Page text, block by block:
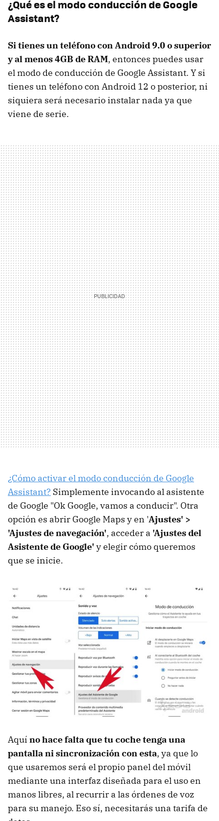
¿Qué es el modo conducción de Google
Assistant?
Si tienes un teléfono con Android 9.0 o superior
y al menos 4GB de RAM, entonces puedes usar
el modo de conducción de Google Assistant. Y si
tienes un teléfono con Android 12 o posterior, ni
siquiera será necesario instalar nada ya que
viene de serie.
¿Cómo activar el modo conducción de Google
Assistant? Simplemente invocando al asistente
de Google "Ok Google, vamos a conducir". Otra
opción es abrir Google Maps y en 'Ajustes' >
'Ajustes de navegación', acceder a 'Ajustes del
Asistente de Google' y elegir cómo queremos
que se inicie.
Aquí no hace falta que tu coche tenga una
pantalla ni sincronización con esta, ya que lo
que usaremos será el propio panel del móvil
mediante una interfaz diseñada para el uso en
manos libres, al recurrir a las órdenes de voz
para su manejo. Eso sí, necesitarás una tarifa de